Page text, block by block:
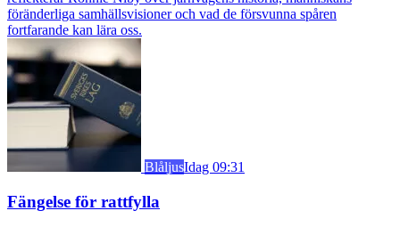
föränderliga samhällsvisioner och vad de försvunna spåren
fortfarande kan lära oss.
BlåljusIdag 09:31
Fängelse för rattfylla